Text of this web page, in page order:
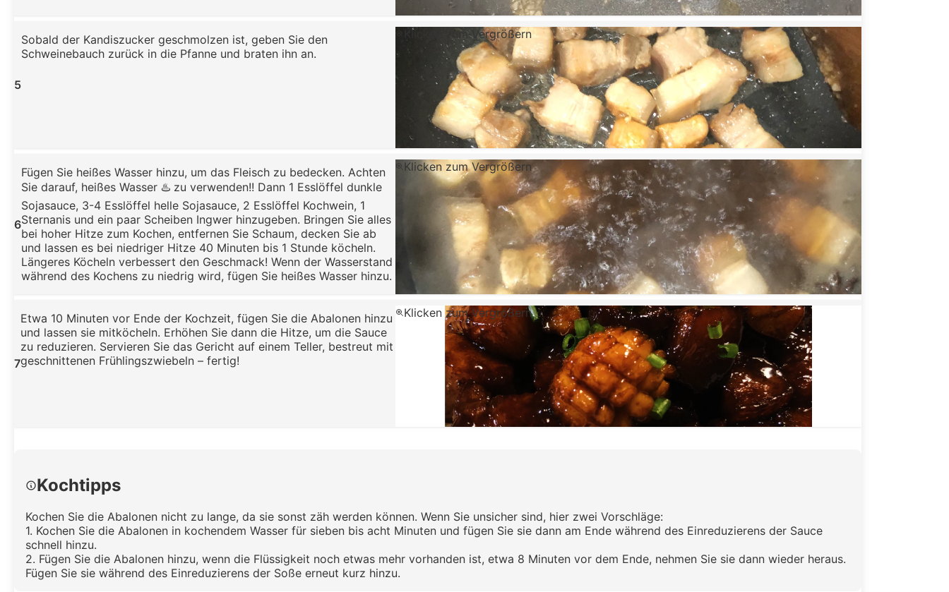
5
Sobald der Kandiszucker geschmolzen ist, geben Sie den
Schweinebauch zurück in die Pfanne und braten ihn an.
Klicken zum Vergrößern
6
Fügen Sie heißes Wasser hinzu, um das Fleisch zu bedecken. Achten
Sie darauf, heißes Wasser ♨️ zu verwenden!! Dann 1 Esslöffel dunkle
Sojasauce, 3-4 Esslöffel helle Sojasauce, 2 Esslöffel Kochwein, 1
Sternanis und ein paar Scheiben Ingwer hinzugeben. Bringen Sie alles
bei hoher Hitze zum Kochen, entfernen Sie Schaum, decken Sie ab
und lassen es bei niedriger Hitze 40 Minuten bis 1 Stunde köcheln.
Längeres Köcheln verbessert den Geschmack! Wenn der Wasserstand
während des Kochens zu niedrig wird, fügen Sie heißes Wasser hinzu.
Klicken zum Vergrößern
7
Etwa 10 Minuten vor Ende der Kochzeit, fügen Sie die Abalonen hinzu
und lassen sie mitköcheln. Erhöhen Sie dann die Hitze, um die Sauce
zu reduzieren. Servieren Sie das Gericht auf einem Teller, bestreut mit
geschnittenen Frühlingszwiebeln – fertig!
Klicken zum Vergrößern
Kochtipps
Kochen Sie die Abalonen nicht zu lange, da sie sonst zäh werden können. Wenn Sie unsicher sind, hier zwei Vorschläge:
1. Kochen Sie die Abalonen in kochendem Wasser für sieben bis acht Minuten und fügen Sie sie dann am Ende während des Einreduzierens der Sauce
schnell hinzu.
2. Fügen Sie die Abalonen hinzu, wenn die Flüssigkeit noch etwas mehr vorhanden ist, etwa 8 Minuten vor dem Ende, nehmen Sie sie dann wieder heraus.
Fügen Sie sie während des Einreduzierens der Soße erneut kurz hinzu.